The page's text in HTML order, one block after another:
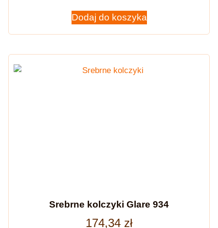
Dodaj do koszyka
Srebrne kolczyki Glare 934
174,34 zł